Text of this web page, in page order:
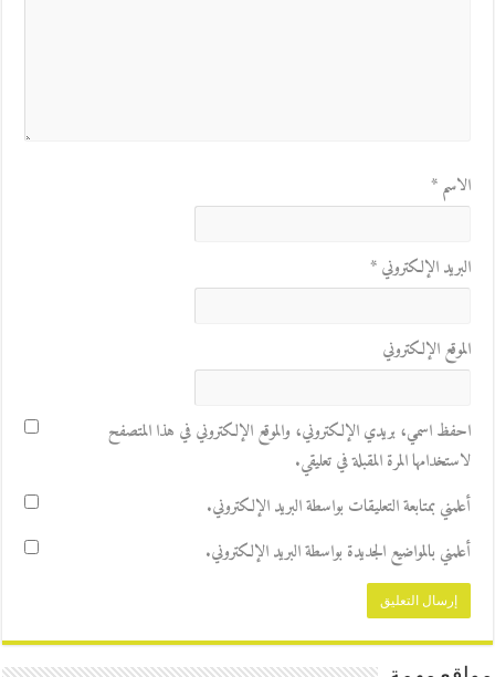
الاسم*
البريد الإلكتروني*
الموقع الإلكتروني
احفظ اسمي، بريدي الإلكتروني، والموقع الإلكتروني في هذا المتصفح
لاستخدامها المرة المقبلة في تعليقي.
أعلمني بمتابعة التعليقات بواسطة البريد الإلكتروني.
أعلمني بالمواضيع الجديدة بواسطة البريد الإلكتروني.